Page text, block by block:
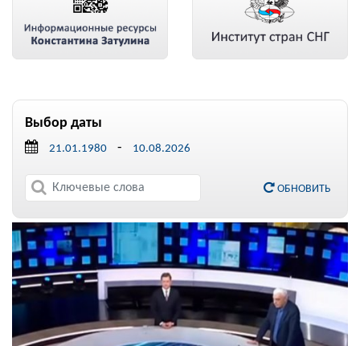
Выбор даты
-
ОБНОВИТЬ